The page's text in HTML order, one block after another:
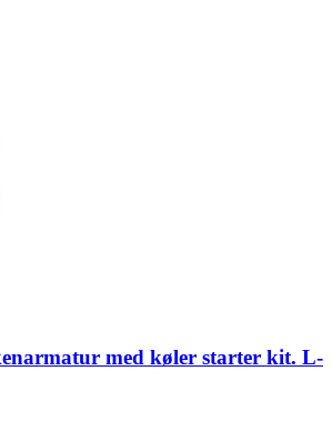
med køler starter kit. L-